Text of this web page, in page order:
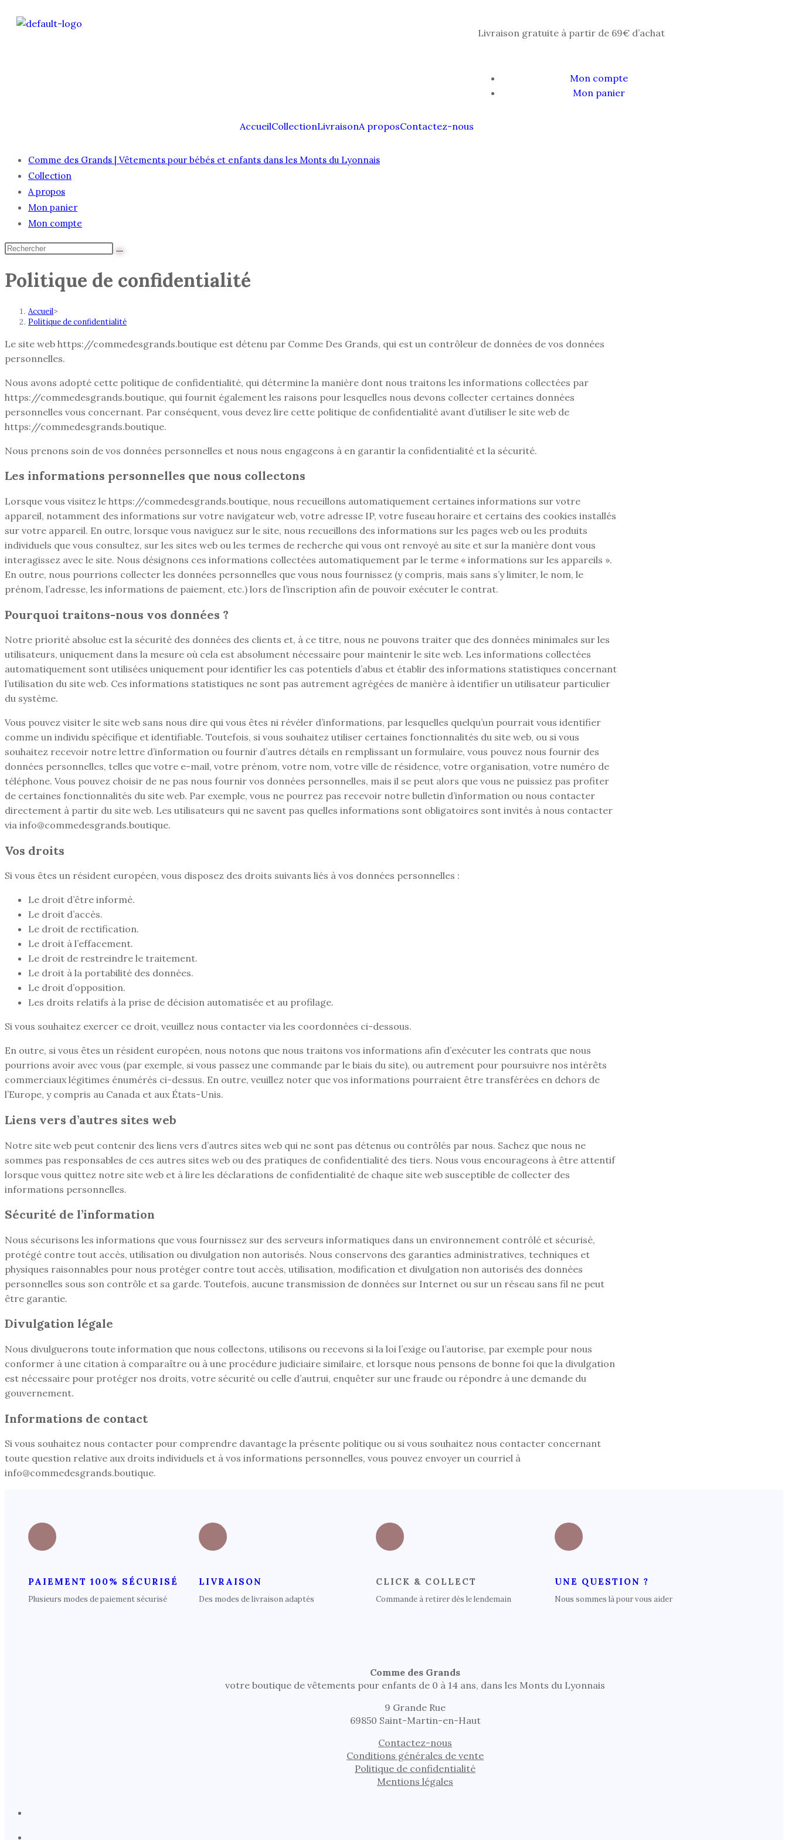
Livraison gratuite à partir de 69€ d’achat
Mon compte
Mon panier
AccueilCollectionLivraisonA proposContactez-nous
Comme des Grands | Vêtements pour bébés et enfants dans les Monts du Lyonnais
Collection
A propos
Mon panier
Mon compte
Politique de confidentialité
Accueil>
Politique de confidentialité
Le site web https://commedesgrands.boutique est détenu par Comme Des Grands, qui est un contrôleur de données de vos données
personnelles.
Nous avons adopté cette politique de confidentialité, qui détermine la manière dont nous traitons les informations collectées par
https://commedesgrands.boutique, qui fournit également les raisons pour lesquelles nous devons collecter certaines données
personnelles vous concernant. Par conséquent, vous devez lire cette politique de confidentialité avant d’utiliser le site web de
https://commedesgrands.boutique.
Nous prenons soin de vos données personnelles et nous nous engageons à en garantir la confidentialité et la sécurité.
Les informations personnelles que nous collectons
Lorsque vous visitez le https://commedesgrands.boutique, nous recueillons automatiquement certaines informations sur votre
appareil, notamment des informations sur votre navigateur web, votre adresse IP, votre fuseau horaire et certains des cookies installés
sur votre appareil. En outre, lorsque vous naviguez sur le site, nous recueillons des informations sur les pages web ou les produits
individuels que vous consultez, sur les sites web ou les termes de recherche qui vous ont renvoyé au site et sur la manière dont vous
interagissez avec le site. Nous désignons ces informations collectées automatiquement par le terme « informations sur les appareils ».
En outre, nous pourrions collecter les données personnelles que vous nous fournissez (y compris, mais sans s’y limiter, le nom, le
prénom, l’adresse, les informations de paiement, etc.) lors de l’inscription afin de pouvoir exécuter le contrat.
Pourquoi traitons-nous vos données ?
Notre priorité absolue est la sécurité des données des clients et, à ce titre, nous ne pouvons traiter que des données minimales sur les
utilisateurs, uniquement dans la mesure où cela est absolument nécessaire pour maintenir le site web. Les informations collectées
automatiquement sont utilisées uniquement pour identifier les cas potentiels d’abus et établir des informations statistiques concernant
l’utilisation du site web. Ces informations statistiques ne sont pas autrement agrégées de manière à identifier un utilisateur particulier
du système.
Vous pouvez visiter le site web sans nous dire qui vous êtes ni révéler d’informations, par lesquelles quelqu’un pourrait vous identifier
comme un individu spécifique et identifiable. Toutefois, si vous souhaitez utiliser certaines fonctionnalités du site web, ou si vous
souhaitez recevoir notre lettre d’information ou fournir d’autres détails en remplissant un formulaire, vous pouvez nous fournir des
données personnelles, telles que votre e-mail, votre prénom, votre nom, votre ville de résidence, votre organisation, votre numéro de
téléphone. Vous pouvez choisir de ne pas nous fournir vos données personnelles, mais il se peut alors que vous ne puissiez pas profiter
de certaines fonctionnalités du site web. Par exemple, vous ne pourrez pas recevoir notre bulletin d’information ou nous contacter
directement à partir du site web. Les utilisateurs qui ne savent pas quelles informations sont obligatoires sont invités à nous contacter
via info@commedesgrands.boutique.
Vos droits
Si vous êtes un résident européen, vous disposez des droits suivants liés à vos données personnelles :
Le droit d’être informé.
Le droit d’accès.
Le droit de rectification.
Le droit à l’effacement.
Le droit de restreindre le traitement.
Le droit à la portabilité des données.
Le droit d’opposition.
Les droits relatifs à la prise de décision automatisée et au profilage.
Si vous souhaitez exercer ce droit, veuillez nous contacter via les coordonnées ci-dessous.
En outre, si vous êtes un résident européen, nous notons que nous traitons vos informations afin d’exécuter les contrats que nous
pourrions avoir avec vous (par exemple, si vous passez une commande par le biais du site), ou autrement pour poursuivre nos intérêts
commerciaux légitimes énumérés ci-dessus. En outre, veuillez noter que vos informations pourraient être transférées en dehors de
l’Europe, y compris au Canada et aux États-Unis.
Liens vers d’autres sites web
Notre site web peut contenir des liens vers d’autres sites web qui ne sont pas détenus ou contrôlés par nous. Sachez que nous ne
sommes pas responsables de ces autres sites web ou des pratiques de confidentialité des tiers. Nous vous encourageons à être attentif
lorsque vous quittez notre site web et à lire les déclarations de confidentialité de chaque site web susceptible de collecter des
informations personnelles.
Sécurité de l’information
Nous sécurisons les informations que vous fournissez sur des serveurs informatiques dans un environnement contrôlé et sécurisé,
protégé contre tout accès, utilisation ou divulgation non autorisés. Nous conservons des garanties administratives, techniques et
physiques raisonnables pour nous protéger contre tout accès, utilisation, modification et divulgation non autorisés des données
personnelles sous son contrôle et sa garde. Toutefois, aucune transmission de données sur Internet ou sur un réseau sans fil ne peut
être garantie.
Divulgation légale
Nous divulguerons toute information que nous collectons, utilisons ou recevons si la loi l’exige ou l’autorise, par exemple pour nous
conformer à une citation à comparaître ou à une procédure judiciaire similaire, et lorsque nous pensons de bonne foi que la divulgation
est nécessaire pour protéger nos droits, votre sécurité ou celle d’autrui, enquêter sur une fraude ou répondre à une demande du
gouvernement.
Informations de contact
Si vous souhaitez nous contacter pour comprendre davantage la présente politique ou si vous souhaitez nous contacter concernant
toute question relative aux droits individuels et à vos informations personnelles, vous pouvez envoyer un courriel à
info@commedesgrands.boutique.
PAIEMENT 100% SÉCURISÉ
Plusieurs modes de paiement sécurisé
LIVRAISON
Des modes de livraison adaptés
CLICK & COLLECT
Commande à retirer dès le lendemain
UNE QUESTION ?
Nous sommes là pour vous aider
Comme des Grands
votre boutique de vêtements pour enfants de 0 à 14 ans, dans les Monts du Lyonnais
9 Grande Rue
69850 Saint-Martin-en-Haut
Contactez-nous
Conditions générales de vente
Politique de confidentialité
Mentions légales